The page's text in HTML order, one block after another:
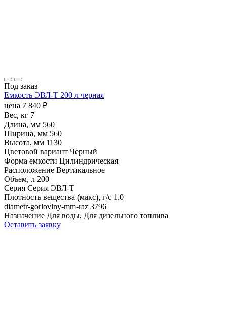
Под заказ
Емкость ЭВЛ-Т 200 л черная
цена 7 840 ₽
Вес, кг 7
Длина, мм 560
Ширина, мм 560
Высота, мм 1130
Цветовой вариант Черный
Форма емкости Цилиндрическая
Расположение Вертикальное
Объем, л 200
Серия Серия ЭВЛ-Т
Плотность вещества (макс), г/с 1.0
diametr-gorloviny-mm-raz 3796
Назначение Для воды, Для дизельного топлива
Оставить заявку